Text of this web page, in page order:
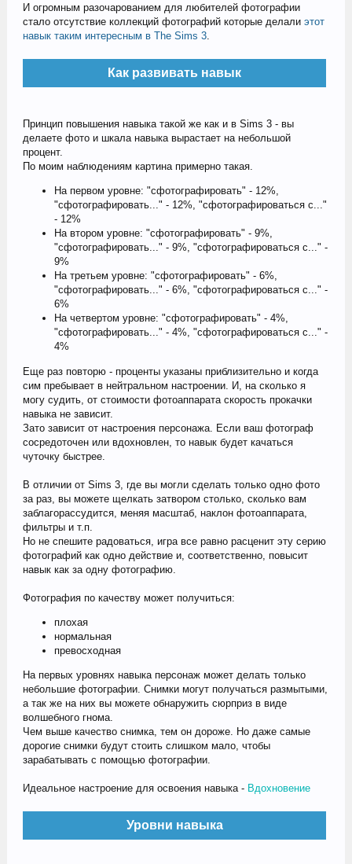
И огромным разочарованием для любителей фотографии
стало отсутствие коллекций фотографий которые делали этот
навык таким интересным в The Sims 3.
Как развивать навык
Принцип повышения навыка такой же как и в Sims 3 - вы
делаете фото и шкала навыка вырастает на небольшой
процент.
По моим наблюдениям картина примерно такая.
На первом уровне: "сфотографировать" - 12%,
"сфотографировать..." - 12%, "сфотографироваться с..."
- 12%
На втором уровне: "сфотографировать" - 9%,
"сфотографировать..." - 9%, "сфотографироваться с..." -
9%
На третьем уровне: "сфотографировать" - 6%,
"сфотографировать..." - 6%, "сфотографироваться с..." -
6%
На четвертом уровне: "сфотографировать" - 4%,
"сфотографировать..." - 4%, "сфотографироваться с..." -
4%
Еще раз повторю - проценты указаны приблизительно и когда
сим пребывает в нейтральном настроении. И, на сколько я
могу судить, от стоимости фотоаппарата скорость прокачки
навыка не зависит.
Зато зависит от настроения персонажа. Если ваш фотограф
сосредоточен или вдохновлен, то навык будет качаться
чуточку быстрее.
В отличии от Sims 3, где вы могли сделать только одно фото
за раз, вы можете щелкать затвором столько, сколько вам
заблагорассудится, меняя масштаб, наклон фотоаппарата,
фильтры и т.п.
Но не спешите радоваться, игра все равно расценит эту серию
фотографий как одно действие и, соответственно, повысит
навык как за одну фотографию.
Фотография по качеству может получиться:
плохая
нормальная
превосходная
На первых уровнях навыка персонаж может делать только
небольшие фотографии. Снимки могут получаться размытыми,
а так же на них вы можете обнаружить сюрприз в виде
волшебного гнома.
Чем выше качество снимка, тем он дороже. Но даже самые
дорогие снимки будут стоить слишком мало, чтобы
зарабатывать с помощью фотографии.
Идеальное настроение для освоения навыка - Вдохновение
Уровни навыка